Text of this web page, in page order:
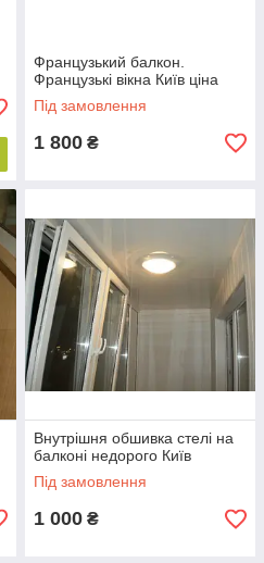
Французький балкон.
Французькі вікна Київ ціна
Під замовлення
1 800 ₴
Внутрішня обшивка стелі на
балконі недорого Київ
Під замовлення
1 000 ₴